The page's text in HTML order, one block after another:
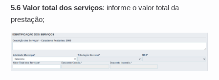
5.6 Valor total dos serviços: informe o valor total da
prestação;